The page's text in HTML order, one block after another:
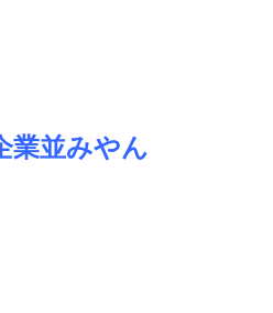
業並みやん